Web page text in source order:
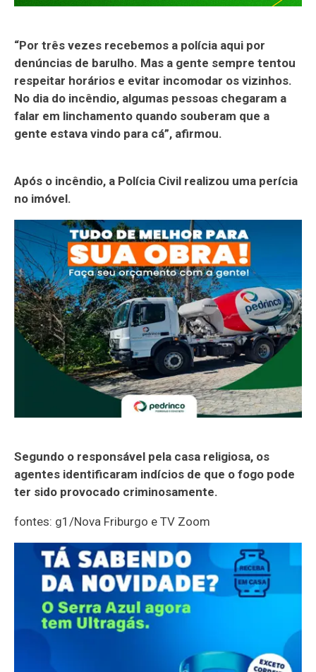
“Por três vezes recebemos a polícia aqui por
denúncias de barulho. Mas a gente sempre tentou
respeitar horários e evitar incomodar os vizinhos.
No dia do incêndio, algumas pessoas chegaram a
falar em linchamento quando souberam que a
gente estava vindo para cá”, afirmou.
Após o incêndio, a Polícia Civil realizou uma perícia
no imóvel.
Segundo o responsável pela casa religiosa, os
agentes identificaram indícios de que o fogo pode
ter sido provocado criminosamente.
fontes: g1/Nova Friburgo e TV Zoom